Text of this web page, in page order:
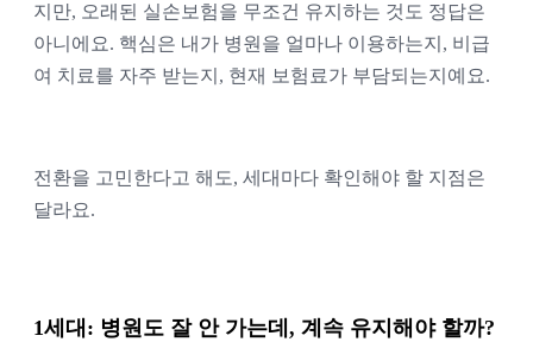
지만, 오래된 실손보험을 무조건 유지하는 것도 정답은
아니에요. 핵심은 내가 병원을 얼마나 이용하는지, 비급
여 치료를 자주 받는지, 현재 보험료가 부담되는지예요.
전환을 고민한다고 해도, 세대마다 확인해야 할 지점은
달라요.
1세대: 병원도 잘 안 가는데, 계속 유지해야 할까?